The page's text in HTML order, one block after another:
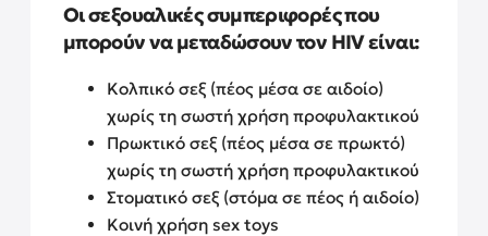
Οι σεξουαλικές συμπεριφορές που
μπορούν να μεταδώσουν τον HIV είναι:
Κολπικό σεξ (πέος μέσα σε αιδοίο)
χωρίς τη σωστή χρήση προφυλακτικού
Πρωκτικό σεξ (πέος μέσα σε πρωκτό)
χωρίς τη σωστή χρήση προφυλακτικού
Στοματικό σεξ (στόμα σε πέος ή αιδοίο)
Κοινή χρήση sex toys